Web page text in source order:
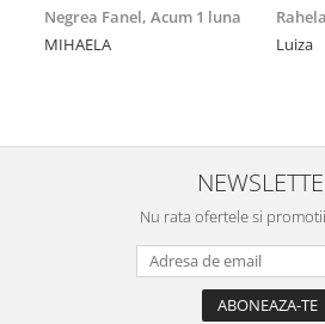
Negrea Fanel, Acum 1 luna
MIHAELA
Luiza
Nu rata ofertele si